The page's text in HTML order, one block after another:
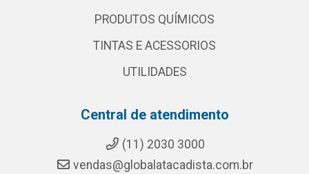
PRODUTOS QUÍMICOS
TINTAS E ACESSORIOS
UTILIDADES
Central de atendimento
(11) 2030 3000
vendas@globalatacadista.com.br